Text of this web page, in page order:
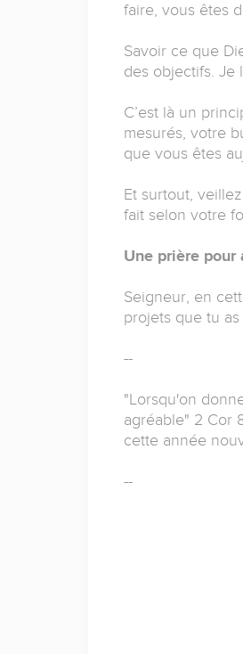
faire, vous êtes
Savoir ce que
des objectifs. Je
C’est là un
mesurés, votre
que vous êtes
Et surtout,
fait selon votre
Une prière pour
Seigneur, en
projets que tu
--
"Lorsqu'on
agréable" 2 Cor
cette année
--